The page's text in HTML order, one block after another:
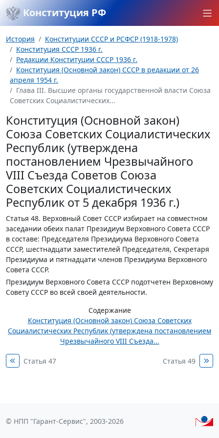
Конституция РФ
История
Конституции СССР и РСФСР (1918-1978)
Конституция СССР 1936 г.
Редакции Конституции СССР 1936 г.
Конституция (Основной закон) СССР в редакции от 26
апреля 1954 г.
Глава III. Высшие органы государственной власти Союза
Советских Социалистических...
Конституция (Основной закон)
Союза Советских Социалистических
Республик (утверждена
постановлением Чрезвычайного
VIII Съезда Советов Союза
Советских Социалистических
Республик от 5 декабря 1936 г.)
Статья 48. Верховный Совет СССР избирает на совместном
заседании обеих палат Президиум Верховного Совета СССР
в составе: Председателя Президиума Верховного Совета
СССР, шестнадцати заместителей Председателя, Секретаря
Президиума и пятнадцати членов Президиума Верховного
Совета СССР.
Президиум Верховного Совета СССР подотчетен Верховному
Совету СССР во всей своей деятельности.
Содержание
Конституция (Основной закон) Союза Советских
Социалистических Республик (утверждена постановлением
Чрезвычайного VIII Съезда...
Статья 47 Статья 49
© НПП "Гарант-Сервис", 2003-2026